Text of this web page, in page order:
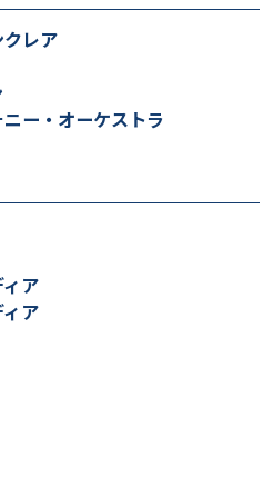
レア
ー・オーケストラ
ア
ア